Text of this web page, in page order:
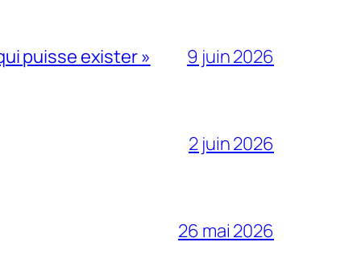
puisse exister » 9 juin 2026
2 juin 2026
26 mai 2026